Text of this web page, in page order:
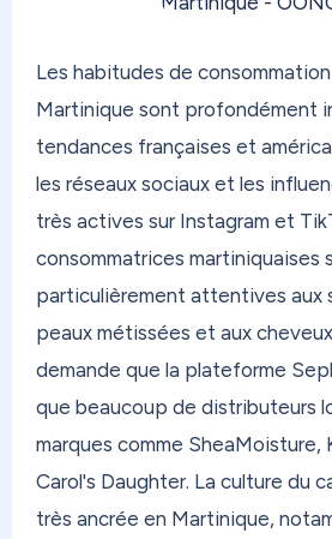
Les habitudes de
Martinique sont profondément
tendances françaises et
les réseaux sociaux et les
très actives sur Instagram et
consommatrices martiniquaises
particulièrement attentives aux
peaux métissées et aux
demande que la plateforme
que beaucoup de distributeurs
marques comme SheaMoisture,
Carol's Daughter. La culture du
très ancrée en Martinique,